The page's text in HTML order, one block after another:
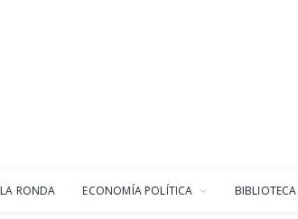
LA RONDA ECONOMÍA POLÍTICA BIBLIOTECA